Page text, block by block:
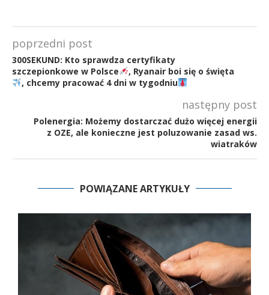
poprzedni post
300SEKUND: Kto sprawdza certyfikaty
szczepionkowe w Polsce
, Ryanair boi się o święta
, chcemy pracować 4 dni w tygodniu
następny post
Polenergia: Możemy dostarczać dużo więcej energii
z OZE, ale konieczne jest poluzowanie zasad ws.
wiatraków
POWIĄZANE ARTYKUŁY